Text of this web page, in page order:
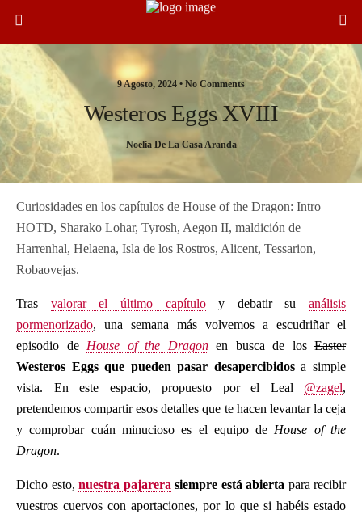
9 Agosto, 2024 • No Comments
Westeros Eggs XVIII
Noelia De La Casa Aranda
Curiosidades en los capítulos de House of the Dragon: Intro
HOTD, Sharako Lohar, Tyrosh, Aegon II, maldición de
Harrenhal, Helaena, Isla de los Rostros, Alicent, Tessarion,
Robaovejas.
Tras valorar el último capítuloy debatir su análisis
pormenorizado, una semana más volvemos a escudriñar el
episodio de House of the Dragonen busca de los Easter
Westeros Eggs que pueden pasar desapercibidosa simple
vista. En este espacio, propuesto por el Leal @zagel,
pretendemos compartir esos detalles que te hacen levantar la ceja
y comprobar cuán minucioso es el equipo de House of the
Dragon.
Dicho esto, nuestra pajarera siempre está abierta para recibir
vuestros cuervos con aportaciones, por lo que si habéis estado